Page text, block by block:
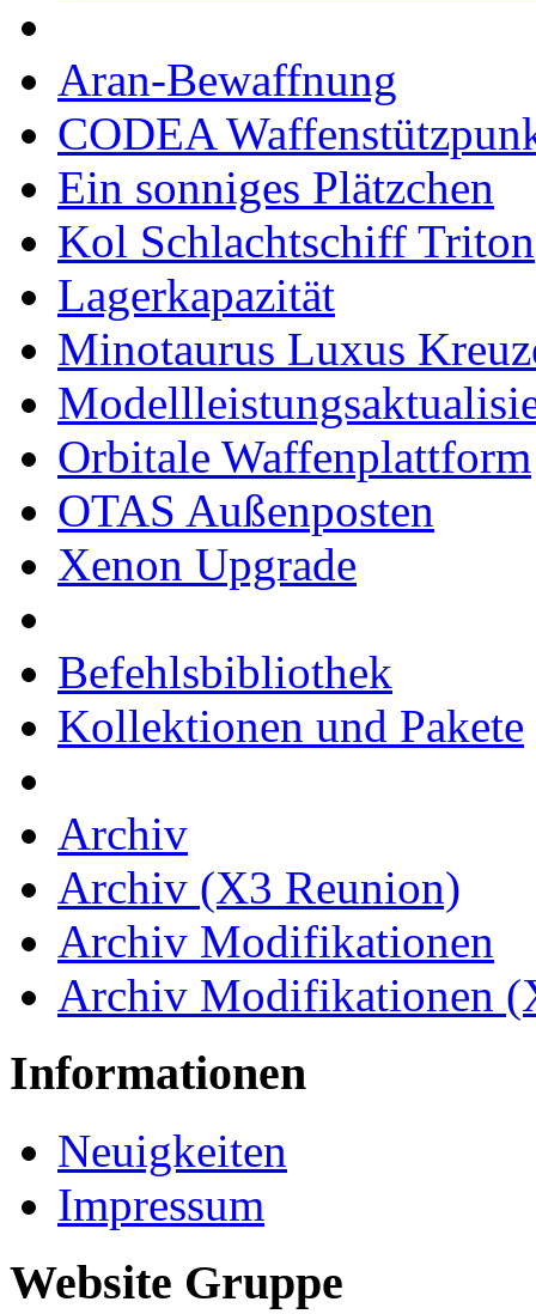
Aran-Bewaffnung
CODEA
Ein sonniges Plätzchen
Kol Schlachtschiff Triton
Lagerkapazität
Minotaurus Luxus
Orbitale Waffenplattform
OTAS Außenposten
Xenon Upgrade
Befehlsbibliothek
Kollektionen und Pakete
Archiv
Archiv (X3 Reunion)
Archiv Modifikationen
Archiv Modifikationen
Informationen
Neuigkeiten
Impressum
Website Gruppe